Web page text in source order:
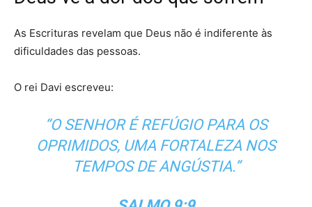
As Escrituras revelam que Deus não é indiferente às
dificuldades das pessoas.
O rei Davi escreveu:
“O SENHOR É REFÚGIO PARA OS
OPRIMIDOS, UMA FORTALEZA NOS
TEMPOS DE ANGÚSTIA.”